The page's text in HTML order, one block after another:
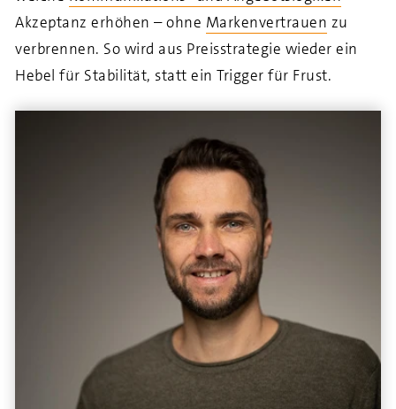
Akzeptanz erhöhen – ohne Markenvertrauen zu
verbrennen. So wird aus Preisstrategie wieder ein
Hebel für Stabilität, statt ein Trigger für Frust.